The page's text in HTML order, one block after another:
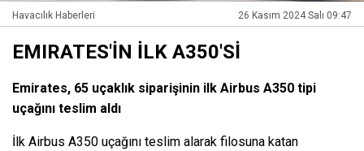
Havacılık Haberleri 26 Kasım 2024 Salı 09:47
EMIRATES'İN İLK A350'Sİ
Emirates, 65 uçaklık siparişinin ilk Airbus A350 tipi
uçağını teslim aldı
İlk Airbus A350 uçağını teslim alarak filosuna katan